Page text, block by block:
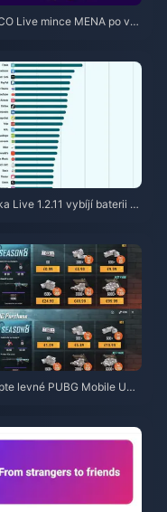
Live mince MENA po ver
Live 1.2.11 vybíjí baterii př
levné PUBG Mobile UC
balíčky a bezpečné dobit